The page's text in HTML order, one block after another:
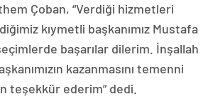
Çoban, “Verdiği hizmetleri
kıymetli başkanımız Mustafa
başarılar dilerim. İnşallah
kazanmasını temenni
teşekkür ederim” dedi.